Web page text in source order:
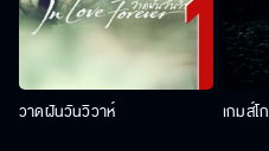
วาดฝันวันวิวาห์ เกมส์โ